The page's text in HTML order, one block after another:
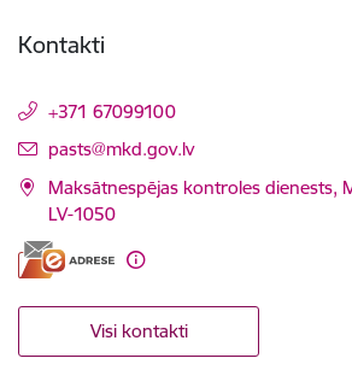
Kontakti
+371 67099100
E-pasts:
pasts@mkd.gov.lv
Maksātnespējas kontroles dienests,
LV-1050
Visi kontakti